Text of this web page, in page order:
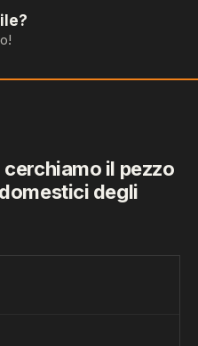
cerchiamo il pezzo
degli